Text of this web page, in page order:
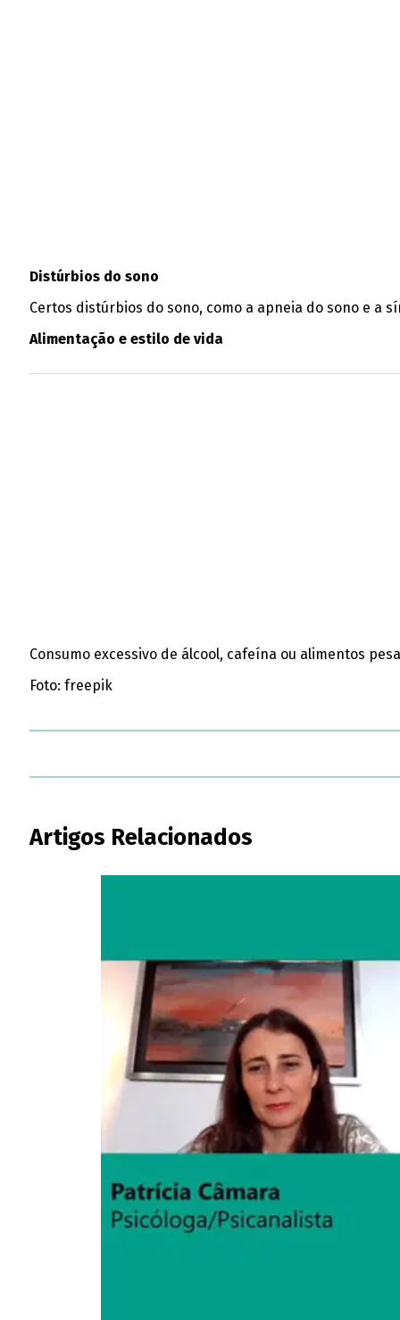
Distúrbios do sono
Certos distúrbios do sono, como a apneia do sono e a
Alimentação e estilo de vida
Consumo excessivo de álcool, cafeína ou alimentos
Foto: freepik
Artigos Relacionados